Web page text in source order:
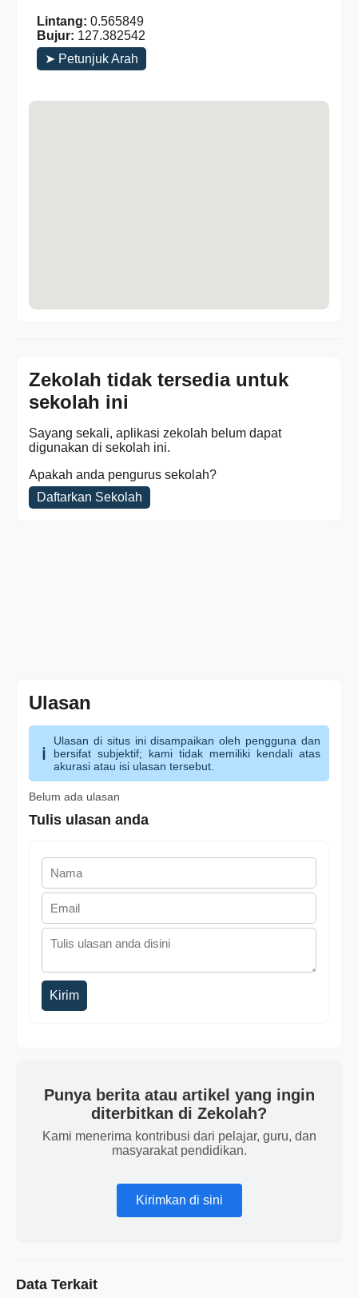
Lintang: 0.565849
Bujur: 127.382542
➤ Petunjuk Arah
Zekolah tidak tersedia untuk
sekolah ini
Sayang sekali, aplikasi zekolah belum dapat
digunakan di sekolah ini.
Apakah anda pengurus sekolah?
Daftarkan Sekolah
Ulasan
Ulasan di situs ini disampaikan oleh pengguna dan
bersifat subjektif; kami tidak memiliki kendali atas
akurasi atau isi ulasan tersebut.
Belum ada ulasan
Tulis ulasan anda
Kirim
Punya berita atau artikel yang ingin
diterbitkan di Zekolah?
Kami menerima kontribusi dari pelajar, guru, dan
masyarakat pendidikan.
Kirimkan di sini
Data Terkait